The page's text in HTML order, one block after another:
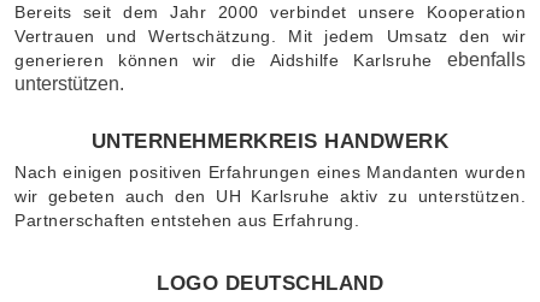
Bereits seit dem Jahr 2000 verbindet unsere Kooperation
Vertrauen und Wertschätzung. Mit jedem Umsatz den wir
generieren können wir die Aidshilfe Karlsruhe ebenfalls
unterstützen.
UNTERNEHMERKREIS HANDWERK
Nach einigen positiven Erfahrungen eines Mandanten wurden
wir gebeten auch den UH Karlsruhe aktiv zu unterstützen.
Partnerschaften entstehen aus Erfahrung.
LOGO DEUTSCHLAND